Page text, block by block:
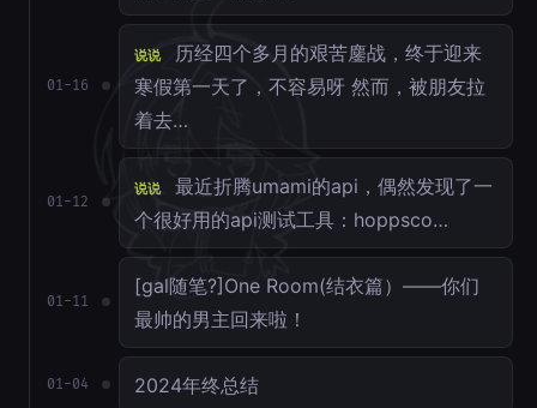
01-16
说说
历经四个多月的艰苦鏖战，终于迎来
寒假第一天了，不容易呀 然而，被朋友拉
着去…
01-12
说说
最近折腾umami的api，偶然发现了一
个很好用的api测试工具：hoppsco…
01-11
[gal随笔?]One Room(结衣篇）——你们
最帅的男主回来啦！
01-04 2024年终总结